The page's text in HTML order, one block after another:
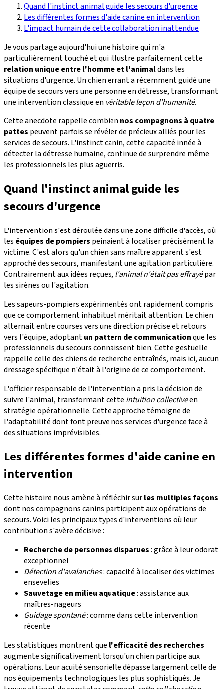
Quand l'instinct animal guide les secours d'urgence
Les différentes formes d'aide canine en intervention
L'impact humain de cette collaboration inattendue
Je vous partage aujourd'hui une histoire qui m'a
particulièrement touché et qui illustre parfaitement cette
relation unique entre l'homme et l'animaldans les
situations d'urgence. Un chien errant a récemment guidé une
équipe de secours vers une personne en détresse, transformant
une intervention classique en véritable leçon d'humanité.
Cette anecdote rappelle combien nos compagnons à quatre
pattes peuvent parfois se révéler de précieux alliés pour les
services de secours. L'instinct canin, cette capacité innée à
détecter la détresse humaine, continue de surprendre même
les professionnels les plus aguerris.
Quand l'instinct animal guide les
secours d'urgence
L'intervention s'est déroulée dans une zone difficile d'accès, où
les équipes de pompiers peinaient à localiser précisément la
victime. C'est alors qu'un chien sans maître apparent s'est
approché des secours, manifestant une agitation particulière.
Contrairement aux idées reçues, l'animal n'était pas effrayépar
les sirènes ou l'agitation.
Les sapeurs-pompiers expérimentés ont rapidement compris
que ce comportement inhabituel méritait attention. Le chien
alternait entre courses vers une direction précise et retours
vers l'équipe, adoptantun pattern de communicationque les
professionnels du secours connaissent bien. Cette gestuelle
rappelle celle des chiens de recherche entraînés, mais ici, aucun
dressage spécifique n'était à l'origine de ce comportement.
L'officier responsable de l'intervention a pris la décision de
suivre l'animal, transformant cette intuition collectiveen
stratégie opérationnelle. Cette approche témoigne de
l'adaptabilité dont font preuve nos services d'urgence face à
des situations imprévisibles.
Les différentes formes d'aide canine en
intervention
Cette histoire nous amène à réfléchir surles multiples façons
dont nos compagnons canins participent aux opérations de
secours. Voici les principaux types d'interventions où leur
contribution s'avère décisive :
Recherche de personnes disparues: grâce à leur odorat
exceptionnel
Détection d'avalanches: capacité à localiser des victimes
ensevelies
Sauvetage en milieu aquatique: assistance aux
maîtres-nageurs
Guidage spontané: comme dans cette intervention
récente
Les statistiques montrent que l'efficacité des recherches
augmente significativement lorsqu'un chien participe aux
opérations. Leur acuité sensorielle dépasse largement celle de
nos équipements technologiques les plus sophistiqués. Je